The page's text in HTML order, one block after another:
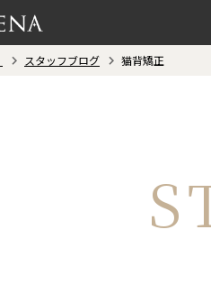
スタッフブログ 猫背矯正